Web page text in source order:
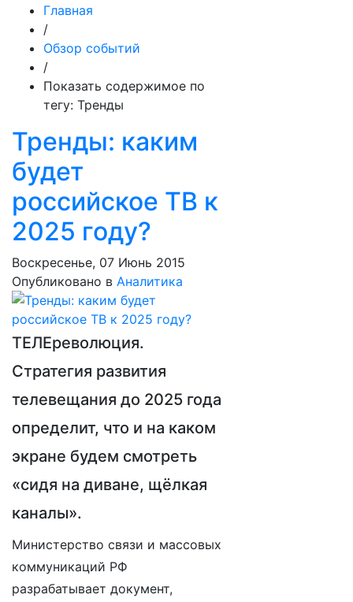
Главная
/
Обзор событий
/
Показать содержимое по
тегу: Тренды
Тренды: каким
будет
российское ТВ к
2025 году?
Воскресенье, 07 Июнь 2015
Опубликовано в Аналитика
ТЕЛЕреволюция.
Стратегия развития
телевещания до 2025 года
определит, что и на каком
экране будем смотреть
«сидя на диване, щёлкая
каналы».
Министерство связи и массовых
коммуникаций РФ
разрабатывает документ,